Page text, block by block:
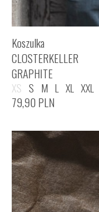
Koszulka
CLOSTERKELLER
GRAPHITE
XS S M L XL XXL
79,90 PLN